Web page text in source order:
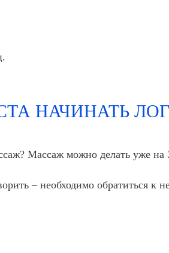
НАЧИНАТЬ
Массаж можно делать уже на
– необходимо обратиться к